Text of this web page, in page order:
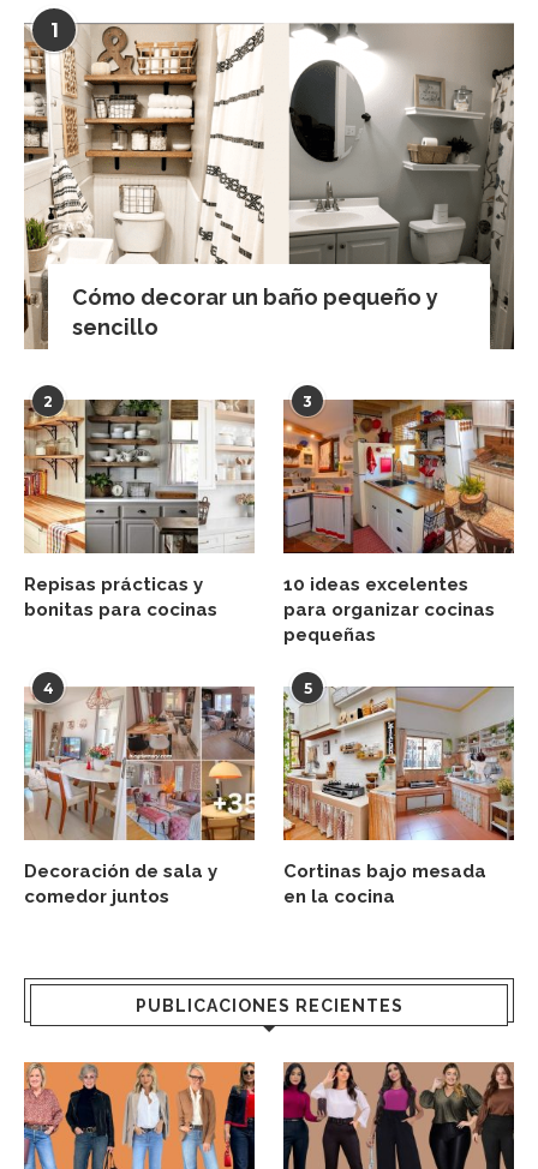
1
Cómo decorar un baño pequeño y
sencillo
2
Repisas prácticas y
bonitas para cocinas
3
10 ideas excelentes
para organizar cocinas
pequeñas
4
Decoración de sala y
comedor juntos
5
Cortinas bajo mesada
en la cocina
PUBLICACIONES RECIENTES